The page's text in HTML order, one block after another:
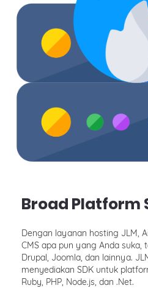
Broad Platform
Dengan layanan hosting JLM,
CMS apa pun yang Anda suka,
Drupal, Joomla, dan lainnya.
menyediakan SDK untuk
Ruby, PHP, Node.js, dan .Net.